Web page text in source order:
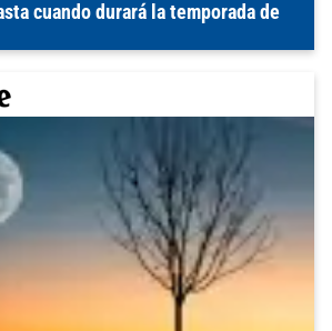
cuando durará la temporada de